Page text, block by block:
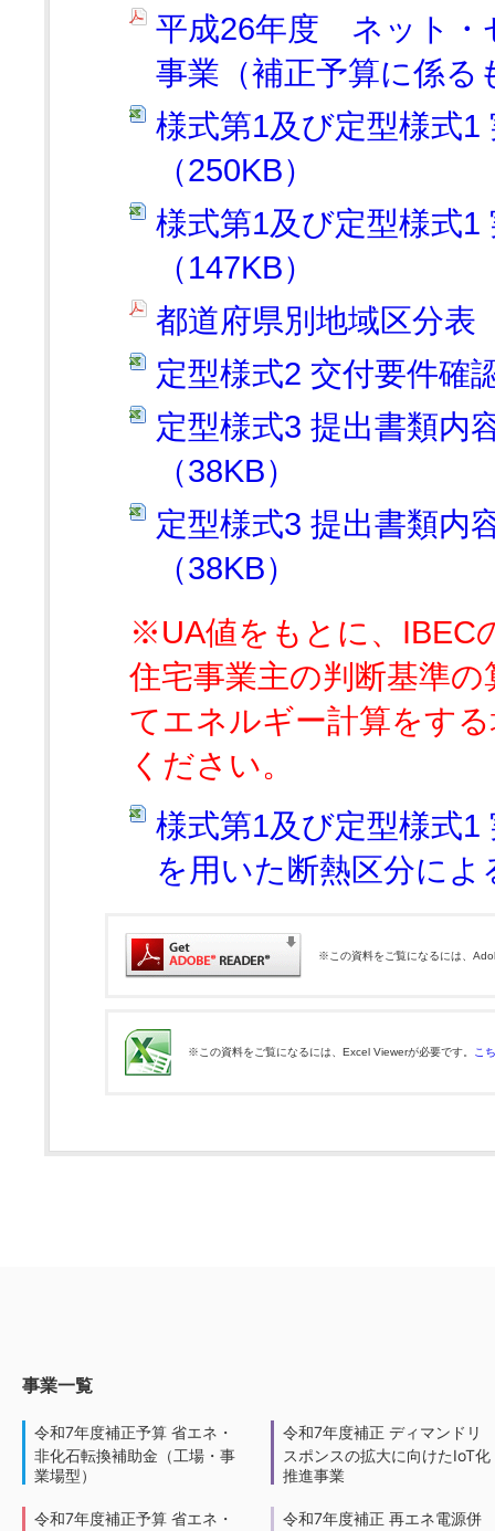
平成26年度 ネット・
事業（補正予算に係る
様式第1及び定型様式1
（250KB）
様式第1及び定型様式1
（147KB）
都道府県別地域区分表
定型様式2 交付要件確
定型様式3 提出書類内
（38KB）
定型様式3 提出書類内
（38KB）
※UA値をもとに、IBEC
住宅事業主の判断基準
てエネルギー計算をす
ください。
様式第1及び定型様式
を用いた断熱区分によ
※この資料をご覧になるには、
※この資料をご覧になるには、Excel Viewerが必要です。 こ
事業一覧
令和7年度補正予算 省エネ・
非化石転換補助金（工場・事
業場型）
令和7年度補正予算 省エネ・
令和7年度補正 ディマンドリ
スポンスの拡大に向けたIoT化
推進事業
令和7年度補正 再エネ電源併